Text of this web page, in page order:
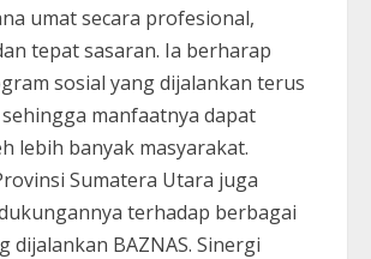
umat secara profesional,
tepat sasaran. Ia berharap
sosial yang dijalankan terus
manfaatnya dapat
lebih banyak masyarakat.
Sumatera Utara juga
terhadap berbagai
dijalankan BAZNAS. Sinergi